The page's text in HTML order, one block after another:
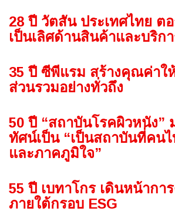
28 ปี วัตสัน ประเทศไทย ต
เป็นเลิศด้านสินค้าและบริก
35 ปี ซีพีแรม สร้างคุณค่าใ
ส่วนรวมอย่างทั่วถึง
50 ปี “สถาบันโรคผิวหนัง”
ทัศน์เป็น “เป็นสถาบันที่คนไ
และภาคภูมิใจ”
55 ปี เบทาโกร เดินหน้ากา
ภายใต้กรอบ ESG